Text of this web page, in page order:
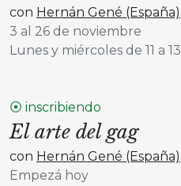
con Hernán Gené (España)
3 al 26 de noviembre
Lunes y miércoles de 11 a 13
⦿ inscribiendo
El arte del gag
con Hernán Gené (España)
Empezá hoy